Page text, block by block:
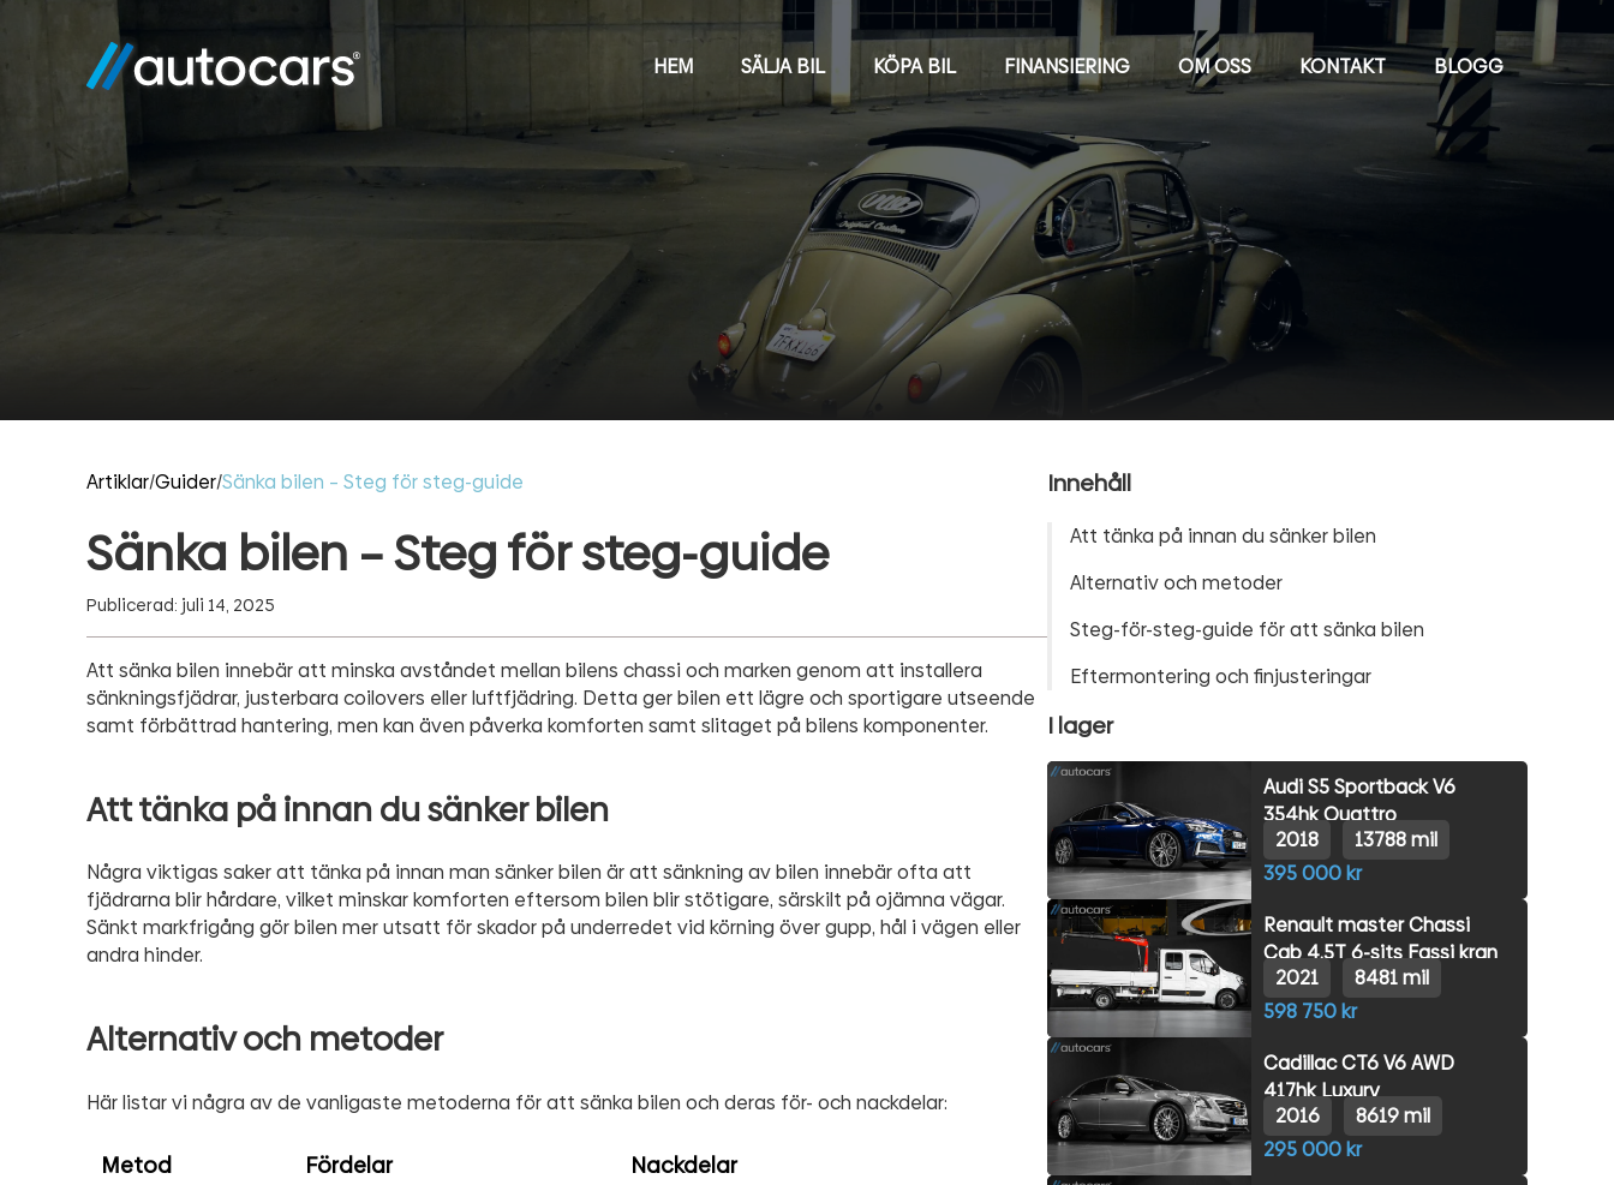
HEM SÄLJA BIL KÖPA BIL FINANSIERING OM OSS KONTAKT BLOGG
Artiklar/Guider/Sänka bilen – Steg för steg-guide
Sänka bilen – Steg för steg-guide
Publicerad: juli 14, 2025
Att sänka bilen innebär att minska avståndet mellan bilens chassi och marken genom att installera
sänkningsfjädrar, justerbara coilovers eller luftfjädring. Detta ger bilen ett lägre och sportigare utseende
samt förbättrad hantering, men kan även påverka komforten samt slitaget på bilens komponenter.
Att tänka på innan du sänker bilen
Några viktigas saker att tänka på innan man sänker bilen är att sänkning av bilen innebär ofta att
fjädrarna blir hårdare, vilket minskar komforten eftersom bilen blir stötigare, särskilt på ojämna vägar.
Sänkt markfrigång gör bilen mer utsatt för skador på underredet vid körning över gupp, hål i vägen eller
andra hinder.
Alternativ och metoder
Här listar vi några av de vanligaste metoderna för att sänka bilen och deras för- och nackdelar:
Metod Fördelar Nackdelar
Innehåll
Att tänka på innan du sänker bilen
Alternativ och metoder
Steg-för-steg-guide för att sänka bilen
Eftermontering och finjusteringar
I lager
Audi S5 Sportback V6
354hk Quattro
2018
13788 mil
395 000 kr
Renault master Chassi
Cab 4.5T 6-sits Fassi kran
2021
8481 mil
598 750 kr
Cadillac CT6 V6 AWD
417hk Luxury
2016
8619 mil
295 000 kr